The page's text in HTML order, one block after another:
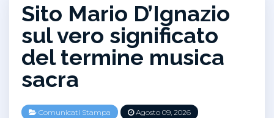
Sito Mario D’Ignazio
sul vero significato
del termine musica
sacra
Comunicati Stampa Agosto 09, 2026